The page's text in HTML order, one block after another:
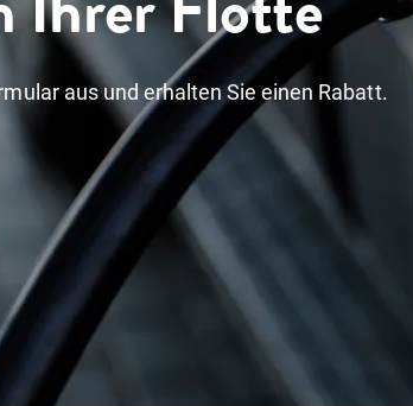
aus und erhalten Sie einen Rabatt.